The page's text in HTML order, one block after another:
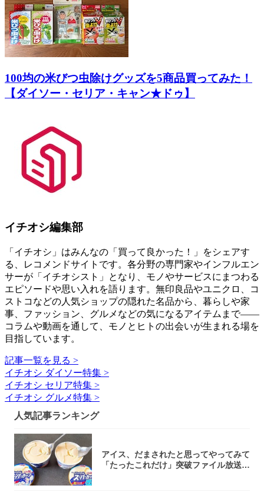
100均の米びつ虫除けグッズを5商品買ってみた！
【ダイソー・セリア・キャン★ドゥ】
イチオシ編集部
「イチオシ」はみんなの「買って良かった！」をシェアす
る、レコメンドサイトです。各分野の専門家やインフルエン
サーが「イチオシスト」となり、モノやサービスにまつわる
エピソードや思い入れを語ります。無印良品やユニクロ、コ
ストコなどの人気ショップの隠れた名品から、暮らしや家
事、ファッション、グルメなどの気になるアイテムまで――
コラムや動画を通して、モノとヒトの出会いが生まれる場を
目指しています。
記事一覧を見る >
イチオシ ダイソー特集 >
イチオシ セリア特集 >
イチオシ グルメ特集 >
人気記事ランキング
アイス、だまされたと思ってやってみて
「たったこれだけ」突破ファイル放送で